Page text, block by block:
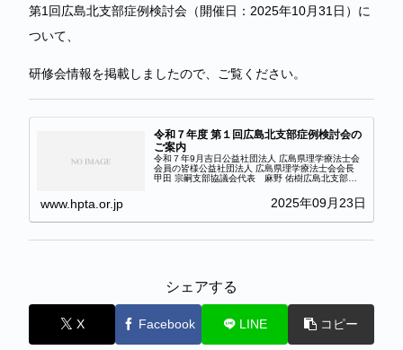
第1回広島北支部症例検討会（開催日：2025年10月31日）に
ついて、
研修会情報を掲載しましたので、ご覧ください。
令和７年度 第１回広島北支部症例検討会の
ご案内
令和７年9月吉日公益社団法人 広島県理学療法士会
会員の皆様公益社団法人 広島県理学療法士会会長
甲田 宗嗣支部協議会代表 麻野 佑樹広島北支部
討会のご案内時下ますますご清栄のこととお慶び申
www.hpta.or.jp 2025年09月23日
シェアする
X Facebook LINE コピー